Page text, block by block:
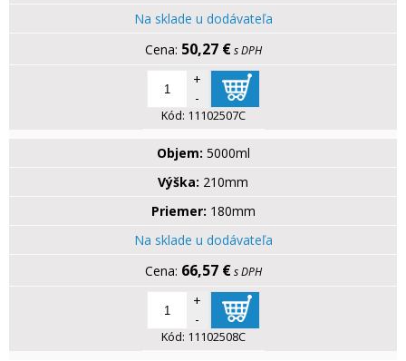
Na sklade u dodávateľa
50,27 € s DPH
+
-
Kód: 11102507C
Objem: 5000ml
Výška: 210mm
Priemer: 180mm
Na sklade u dodávateľa
66,57 € s DPH
+
-
Kód: 11102508C